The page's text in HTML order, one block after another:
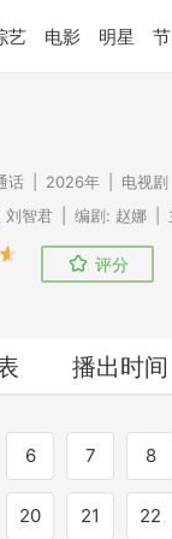
艺 电影 明星
话 2026年 电视剧
刘智君 编剧: 赵娜
评分
播出时间
6 7 8
20 21 22